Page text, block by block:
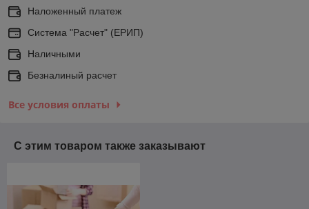
Наложенный платеж
Система "Расчет" (ЕРИП)
Наличными
Безналиный расчет
Все условия оплаты
С этим товаром также заказывают